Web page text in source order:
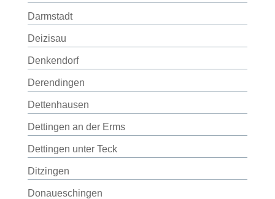
Darmstadt
Deizisau
Denkendorf
Derendingen
Dettenhausen
Dettingen an der Erms
Dettingen unter Teck
Ditzingen
Donaueschingen